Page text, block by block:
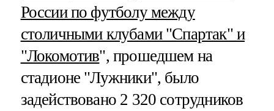
России по футболу между
столичными клубами "Спартак" и
"Локомотив", прошедшем на
стадионе "Лужники", было
задействовано 2 320 сотрудников